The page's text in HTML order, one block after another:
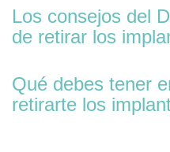
Los consejos del
de retirar los
Qué debes tener
retirarte los